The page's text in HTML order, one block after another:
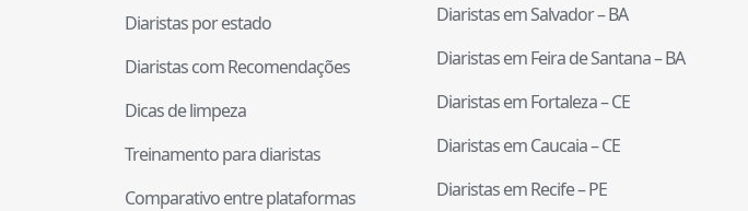
Diaristas por estado
Diaristas com Recomendações
Dicas de limpeza
Treinamento para diaristas
Comparativo entre plataformas
Diaristas emSalvador–BA
Diaristas emFeira de Santana–BA
Diaristas emFortaleza–CE
Diaristas emCaucaia–CE
Diaristas emRecife–PE